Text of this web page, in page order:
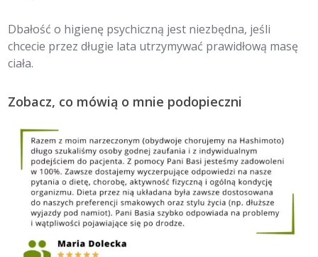
Dbałość o higienę psychiczną jest niezbędna, jeśli
chcecie przez długie lata utrzymywać prawidłową masę
ciała.
Zobacz, co mówią o mnie podopieczni